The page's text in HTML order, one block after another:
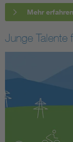
Mehr erfahren
Junge Talente